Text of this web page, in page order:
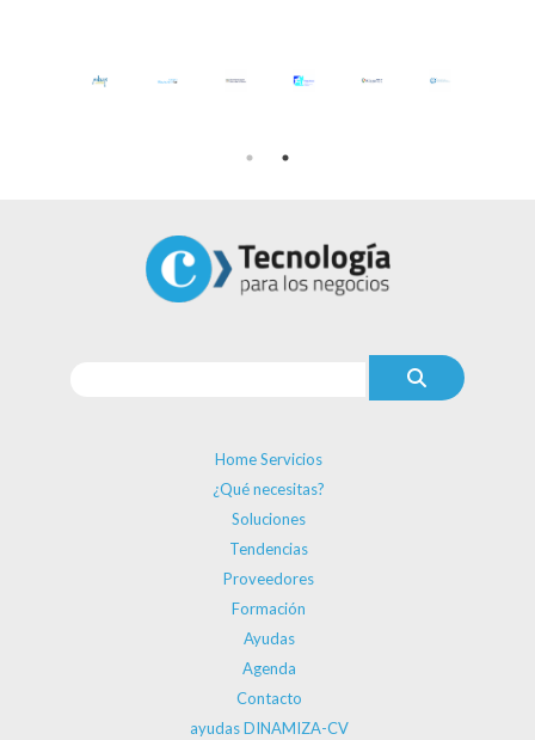
Home Servicios
¿Qué necesitas?
Soluciones
Tendencias
Proveedores
Formación
Ayudas
Agenda
Contacto
ayudas DINAMIZA-CV